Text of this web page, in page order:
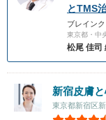
とTMS
ブレイン
東京都・中
松尾 佳司
新宿皮膚
東京都新宿区